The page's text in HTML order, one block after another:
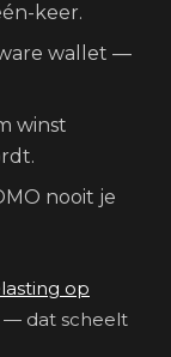
keer.
wallet —
winst
nooit je
op
— dat scheelt